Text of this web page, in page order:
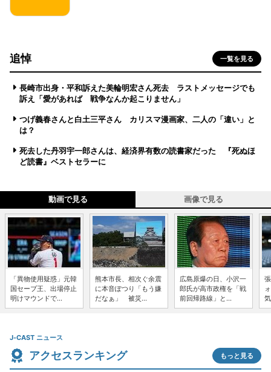
追悼 一覧を見る
長崎市出身・平和訴えた美輪明宏さん死去 ラストメッセージでも
訴え「愛があれば 戦争なんか起こりません」
つげ義春さんと白土三平さん カリスマ漫画家、二人の「違い」と
は？
死去した丹羽宇一郎さんは、経済界有数の読書家だった 『死ぬほ
ど読書』ベストセラーに
動画で見る 画像で見る
「異物使用疑惑」元韓
国セーブ王、出場停止
明けマウンドで...
熊本市長、相次ぐ余震
に本音ぽつり「もう嫌
だなぁ」 被災...
広島原爆の日、小沢一
郎氏が高市政権を「戦
前回帰路線」と...
J-CAST ニュース
アクセスランキング もっと見る